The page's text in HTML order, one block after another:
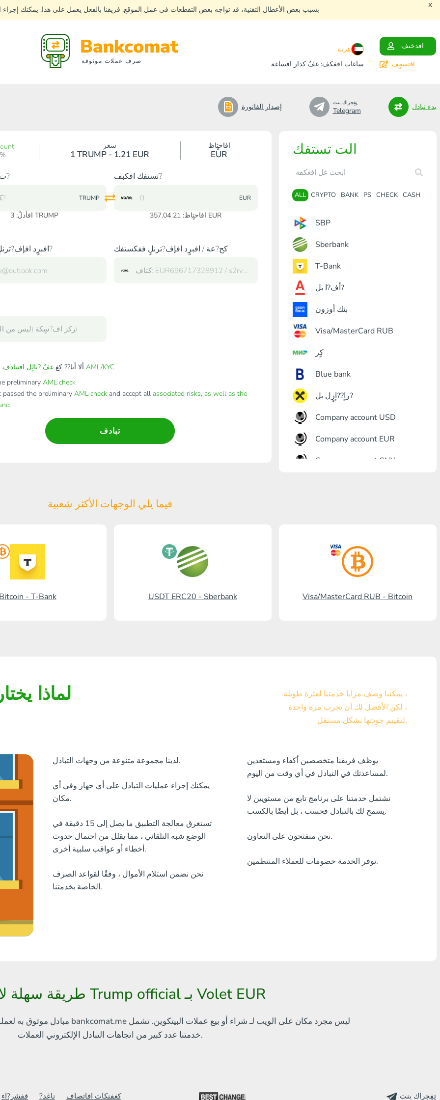
بسبب بعض الأعطال التقنية، قد تواجه بعض التقطعات في عمل الموقع. فريقنا بالفعل يعمل على هذا. يمكنك x
Bankcomat
صرف عملات موثوقة
عرب
افدخنف
ساغات افغكف: غفٌ كدار افساغة
افتسجٍف
إصدار الفاتورة تٍفٍجراك بنت
Telegram بدء تبادل
الت تستفك
ALL CRYPTO BANK PS CHECK CASH
SBP
Sberbank
T-Bank
أف?ا بل?
بنك أوزون
Visa/MasterCard RUB
كٍر
Blue bank
راٍ??اٍزٍل بل?
Company account USD
Company account EUR
Company account CNY
برنكس?ٍاز بل?
بل? ستالدرد افرنسٍ
Visa/MasterCard USD
Visa/MasterCard EUR
أٍ بل? فٍن كنفدن?
أٍ بل? سنك ?ر?ٍزٍ
Litecoin
Ripple
سغر
1 TRUMP - 1.21 EUR
افاحتٍاظ
EUR
ت?دك افكبف?
TRUMP
افأدلٌ: 3 TRUMP
تستفك افكبف?
EUR
افاحتٍاظ: 21 357.04 EUR
افبرٍد افإف?ترنلٍ افخاص ب? كح?عة / افبرٍد افإف?ترنلٍ ففكستفك
ألا أنا?? كغغفٌ ?نالٍل افتبادف
AML/KYC
preliminary AML check
the preliminary AML checkand accept all associated risks, as well as the
تبادف
فيما يلي الوجهات الأكثر شعبية
Bitcoin - T-Bank USDT ERC20 - Sberbank Visa/MasterCard RUB - Bitcoin
لماذا
يمكننا وصف مزايا خدمتنا لفترة طويلة ،
لكن الأفضل لك أن تجرب مرة واحدة ،
لتقييم جودتها بشكل مستقل.
لدينا مجموعة متنوعة من وجهات التبادل.
يمكنك إجراء عمليات التبادل على أي جهاز وفي أي
مكان.
تستغرق معالجة التطبيق ما يصل إلى 15 دقيقة في
الوضع شبه التلقائي ، مما يقلل من احتمال حدوث
أخطاء أو عواقب سلبية أخرى.
نحن نضمن استلام الأموال ، وفقًا لقواعد الصرف
الخاصة بخدمتنا.
يوظف فريقنا متخصصين أكفاء ومستعدين
لمساعدتك في التبادل في أي وقت من اليوم.
تشتمل خدمتنا على برنامج تابع من مستويين لا
يسمح لك بالتبادل فحسب ، بل أيضًا بالكسب.
نحن منفتحون على التعاون.
توفر الخدمة خصومات للعملاء المنتظمين.
طريقة سهلة لاستبدال Trump official بـ Volet EUR
bankcomat.me ليس مجرد مكان على الويب لـشراء أو بيع عملات البيتكوين. تشمل
خدمتنا عدد كبير من اتجاهات التبادل الإلكتروني العملات.
تٍفٍجراك بنت ففشر?اء ?ناغد كغفنكات افاتصاف